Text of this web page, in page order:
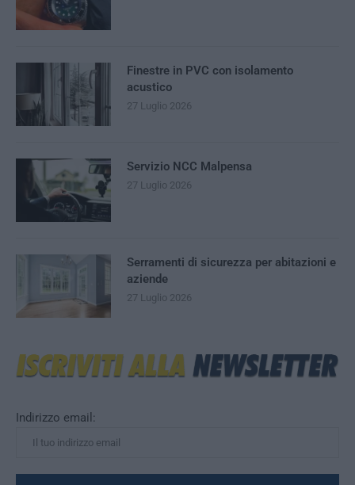
Indirizzo email:
Finestre in PVC con isolamento
acustico
27 Luglio 2026
Servizio NCC Malpensa
27 Luglio 2026
Serramenti di sicurezza per abitazioni e
aziende
27 Luglio 2026